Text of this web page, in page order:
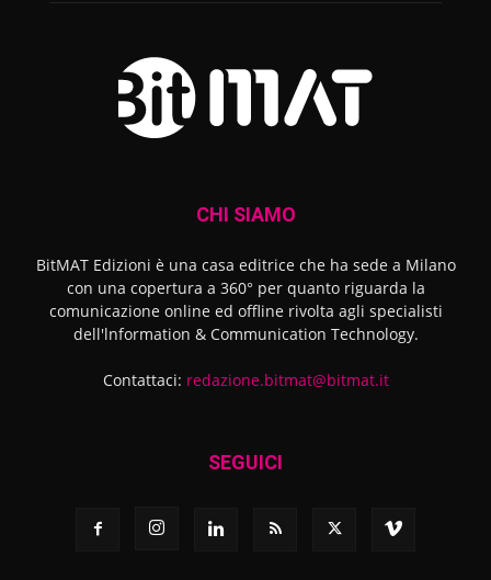
CHI SIAMO
BitMAT Edizioni è una casa editrice che ha sede a Milano
con una copertura a 360° per quanto riguarda la
comunicazione online ed offline rivolta agli specialisti
dell'lnformation & Communication Technology.
Contattaci: redazione.bitmat@bitmat.it
SEGUICI